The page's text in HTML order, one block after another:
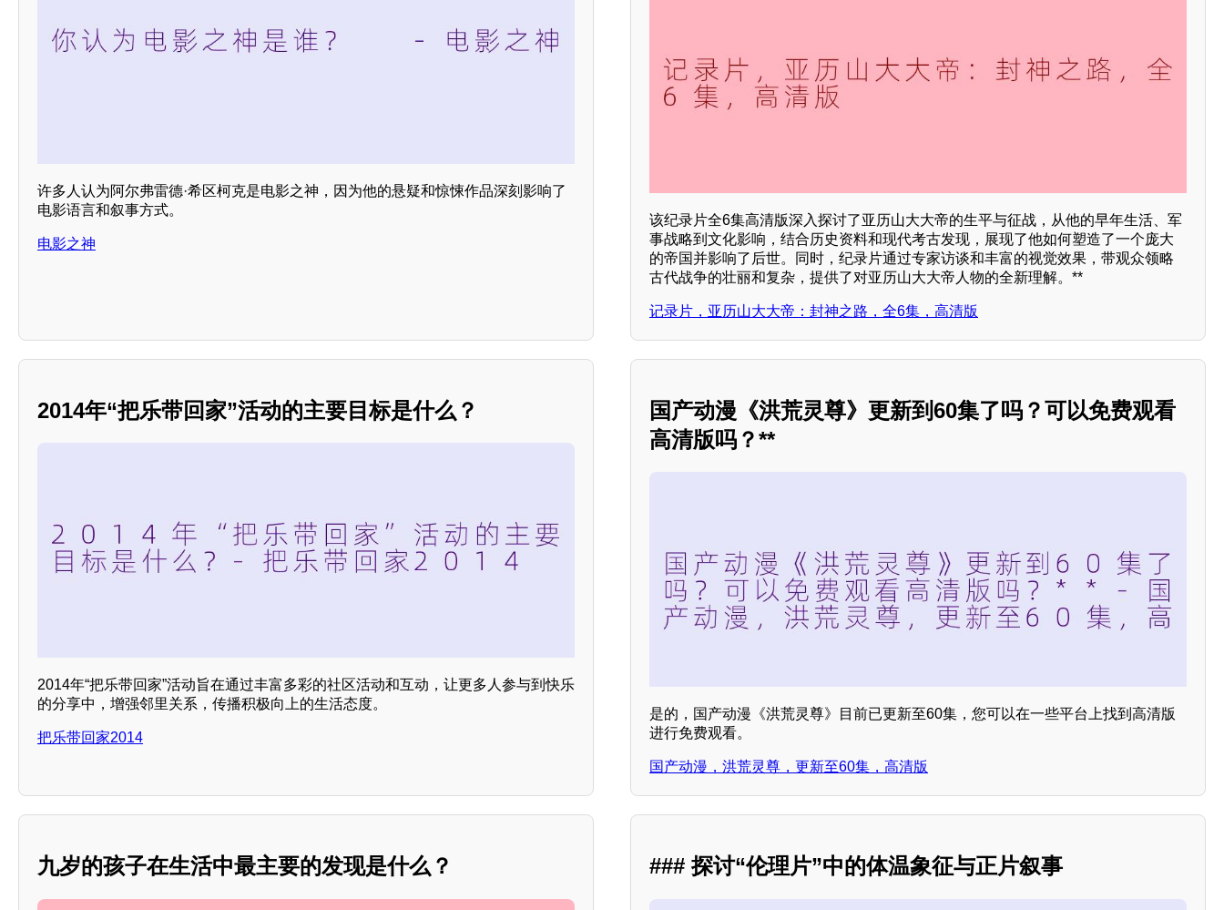
许多人认为阿尔弗雷德·希区柯克是电影之神，因为他的悬疑和惊悚作品深刻影响了
电影语言和叙事方式。
电影之神
该纪录片全6集高清版深入探讨了亚历山大大帝的生平与征战，从他的早年生活、军
事战略到文化影响，结合历史资料和现代考古发现，展现了他如何塑造了一个庞大
的帝国并影响了后世。同时，纪录片通过专家访谈和丰富的视觉效果，带观众领略
古代战争的壮丽和复杂，提供了对亚历山大大帝人物的全新理解。**
记录片，亚历山大大帝：封神之路，全6集，高清版
2014年“把乐带回家”活动的主要目标是什么？
2014年“把乐带回家”活动旨在通过丰富多彩的社区活动和互动，让更多人参与到快乐
的分享中，增强邻里关系，传播积极向上的生活态度。
把乐带回家2014
国产动漫《洪荒灵尊》更新到60集了吗？可以免费观看
高清版吗？**
是的，国产动漫《洪荒灵尊》目前已更新至60集，您可以在一些平台上找到高清版
进行免费观看。
国产动漫，洪荒灵尊，更新至60集，高清版
九岁的孩子在生活中最主要的发现是什么？ ### 探讨“伦理片”中的体温象征与正片叙事